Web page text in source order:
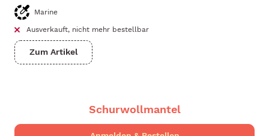
Marine
Ausverkauft, nicht mehr bestellbar
Zum Artikel
Schurwollmantel